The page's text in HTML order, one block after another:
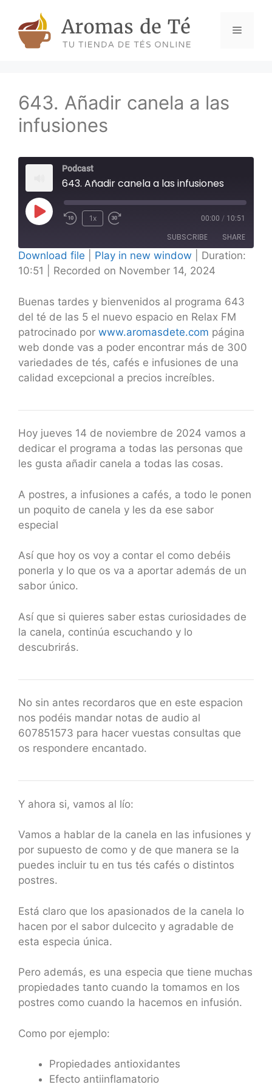
content
Menu
643. Añadir canela a las
infusiones
Podcast
643. Añadir canela a las infusiones
Play
1x 00:00 / 10:51
SUBSCRIBE SHARE
SHARE
LINK
EMBED
Download file Play in new window
Duration:
10:51
Recorded on November 14, 2024
Buenas tardes y bienvenidos al programa 643
del té de las 5 el nuevo espacio en Relax FM
patrocinado por www.aromasdete.com página
web donde vas a poder encontrar más de 300
variedades de tés, cafés e infusiones de una
calidad excepcional a precios increíbles.
Hoy jueves 14 de noviembre de 2024 vamos a
dedicar el programa a todas las personas que
les gusta añadir canela a todas las cosas.
A postres, a infusiones a cafés, a todo le ponen
un poquito de canela y les da ese sabor
especial
Así que hoy os voy a contar el como debéis
ponerla y lo que os va a aportar además de un
sabor único.
Así que si quieres saber estas curiosidades de
la canela, continúa escuchando y lo
descubrirás.
No sin antes recordaros que en este espacion
nos podéis mandar notas de audio al
607851573 para hacer vuestas consultas que
os respondere encantado.
Y ahora si, vamos al lío:
Vamos a hablar de la canela en las infusiones y
por supuesto de como y de que manera se la
puedes incluir tu en tus tés cafés o distintos
postres.
Está claro que los apasionados de la canela lo
hacen por el sabor dulcecito y agradable de
esta especia única.
Pero además, es una especia que tiene muchas
propiedades tanto cuando la tomamos en los
postres como cuando la hacemos en infusión.
Como por ejemplo:
Propiedades antioxidantes
Efecto antiinflamatorio